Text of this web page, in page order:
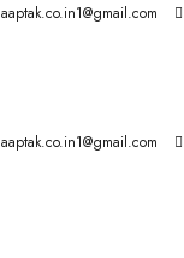
aaptak.co.in1@gmail.com
aaptak.co.in1@gmail.com